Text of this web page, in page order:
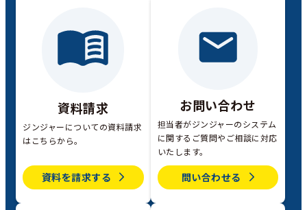
資料請求
ジンジャーについての資料請求
はこちらから。
資料を請求する
お問い合わせ
担当者がジンジャーのシステム
に関するご質問やご相談に対応
いたします。
問い合わせる